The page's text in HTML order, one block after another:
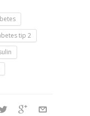
tip 2